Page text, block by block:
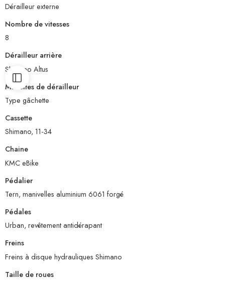
Dérailleur externe
Nombre de vitesses
8
Dérailleur arrière
Shimano Altus
Manettes de dérailleur
Type gâchette
Cassette
Shimano, 11-34
Chaine
KMC eBike
Pédalier
Tern, manivelles aluminium 6061 forgé
Pédales
Urban, revêtement antidérapant
Freins
Freins à disque hydrauliques Shimano
Taille de roues